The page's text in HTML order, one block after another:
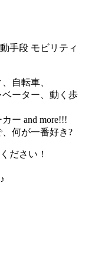
手段 モビリティ
自転車、
ーター、動く歩
ー and more!!!
何が一番好き?
ださい！